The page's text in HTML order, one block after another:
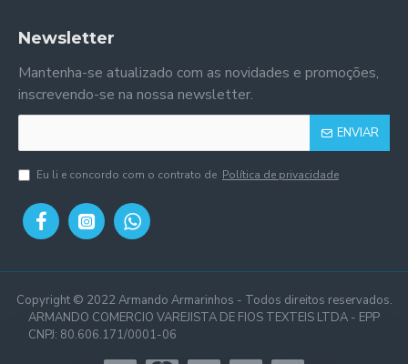
Newsletter
Mantenha-se atualizado com as novidades e promoções,
inscrevendo-se na nossa newsletter.
ENVIAR
Eu li e concordo com o contrato de Política de privacidade
Copyright © 2022 Armando Armarinhos - Todos direitos reservados.
ARMANDO COMERCIO VAREJISTA DE FIOS TEXTEIS LTDA - EPP
CNPJ: 80.606.171/0001-06